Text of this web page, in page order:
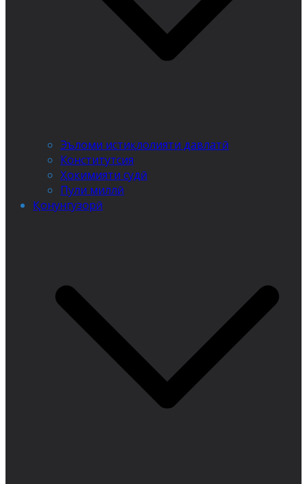
Эъломи истиқлолияти давлатӣ
Конститутсия
Ҳокимияти судӣ
Пули миллӣ
Қонунгузорӣ